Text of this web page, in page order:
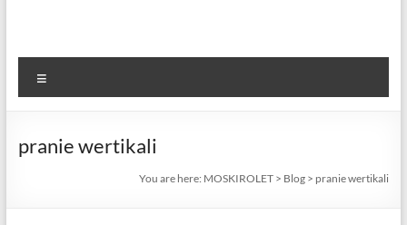
ramkowe i
drzwiowe
pranie wertikali
You are here: MOSKIROLET > Blog > pranie wertikali